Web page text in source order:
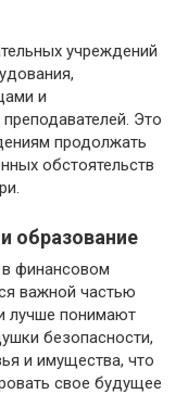
учреждений
и
Это
продолжать
обстоятельств
образование
финансовом
важной частью
лучше понимают
безопасности,
и имущества, что
свое будущее